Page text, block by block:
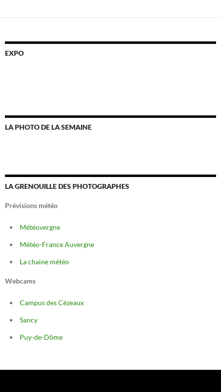
articles
EXPO
LA PHOTO DE LA SEMAINE
LA GRENOUILLE DES PHOTOGRAPHES
Prévisions météo
Météovergne
Météo-France Auvergne
La chaine météo
Webcams
Campus des Cézeaux
Sancy
Puy-de-Dôme